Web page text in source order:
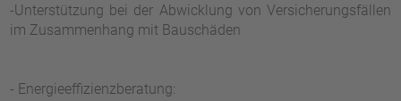
-Unterstützung bei der Abwicklung von Versicherungsfällen
im Zusammenhang mit Bauschäden
- Energieeffizienzberatung: